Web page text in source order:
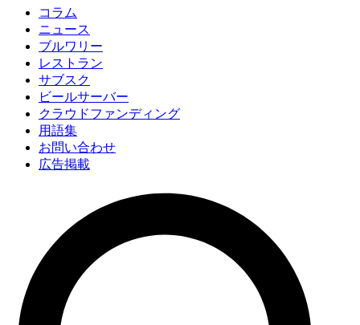
コラム
ニュース
ブルワリー
レストラン
サブスク
ビールサーバー
クラウドファンディング
用語集
お問い合わせ
広告掲載